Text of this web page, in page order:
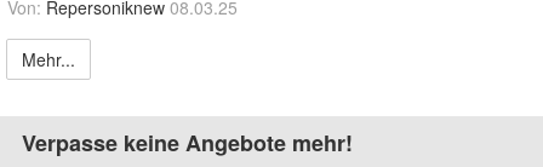
Von: Repersoniknew 08.03.25
Mehr...
Verpasse keine Angebote mehr!